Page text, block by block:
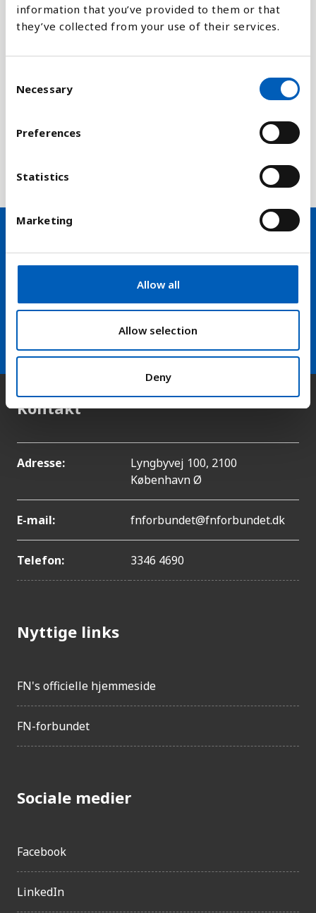
information that you’ve provided to them or that
they’ve collected from your use of their services.
e
Necessary
Preferences
Statistics
Marketing
Allow all
Allow selection
Deny
Skalaen går fra 0 (meget korrupt) til 100 (helt rent).
Indikatoren omfatter korruption i den offentlige
virksomheden), og i politik.
sammenligne med tidligere år. Hvis du vil se ældre
International
Hold dig opdateret på nyheder
fra FN-forbundet
Kontakt
Adresse:
Lyngbyvej 100, 2100
København Ø
E-mail: fnforbundet@fnforbundet.dk
Telefon: 3346 4690
Nyttige links
FN's officielle hjemmeside
FN-forbundet
Sociale medier
Facebook
LinkedIn